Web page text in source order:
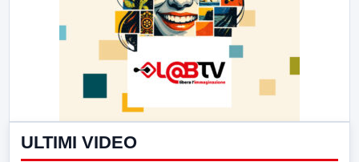
ULTIMI VIDEO